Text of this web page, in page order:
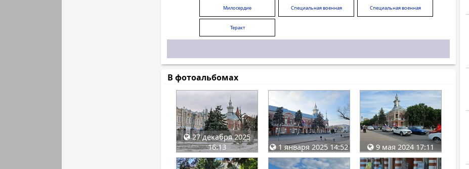
Милосердие
Специальная военная
операция
Специальная военная
операция
Теракт
В фотоальбомах
27 декабря 2025
16:13
1 января 2025 14:52 9 мая 2024 17:11